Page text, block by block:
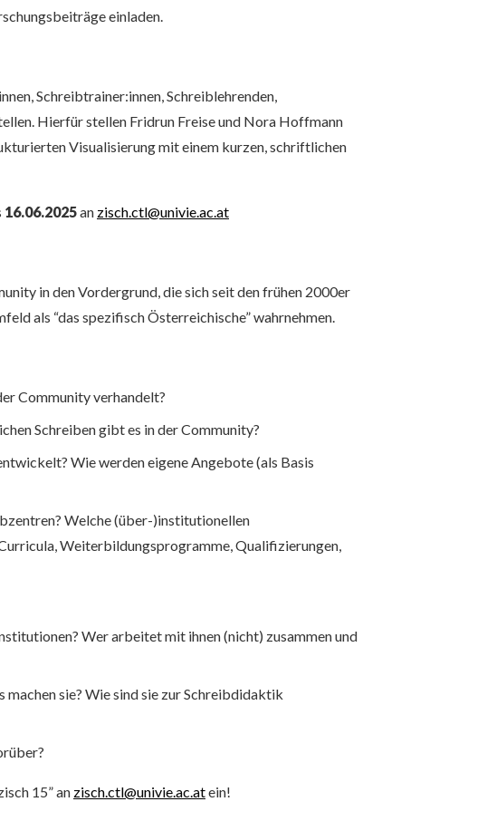
einladen.
Schreibtrainer:innen, Schreiblehrenden,
Hierfür stellen Fridrun Freise und Nora Hoffmann
Visualisierung mit einem kurzen, schriftlichen
16.06.2025an zisch.ctl@univie.ac.at
in den Vordergrund, die sich seit den frühen 2000er
als “das spezifisch Österreichische” wahrnehmen.
Community verhandelt?
Schreiben gibt es in der Community?
Wie werden eigene Angebote (als Basis
Welche (über-)institutionellen
Weiterbildungsprogramme, Qualifizierungen,
Wer arbeitet mit ihnen (nicht) zusammen und
sie? Wie sind sie zur Schreibdidaktik
15” an zisch.ctl@univie.ac.atein!